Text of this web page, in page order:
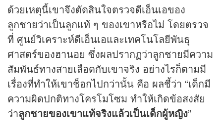
ด้วยเหตุนี้เขาจึงตัดสินใจตรวจดีเอ็นเอของ
ลูกชายว่าเป็นลูกแท้ ๆ ของเขาหรือไม่ โดยตรวจ
ที่ ศูนย์วิเคราะห์ดีเอ็นเอและเทคโนโลยีพันธุ
ศาสตร์ของฮานอย ซึ่งผลปรากฏว่าลูกชายมีความ
สัมพันธ์ทางสายเลือดกับเขาจริง อย่างไรก็ตามมี
เรื่องที่ทำให้เขาช็อกไปกว่านั้น คือ ผลชี้ว่า “เด็กมี
ความผิดปกติทางโครโมโซม ทำให้เกิดข้อสงสัย
ว่าลูกชายของเขาแท้จริงแล้วเป็นเด็กผู้หญิง”